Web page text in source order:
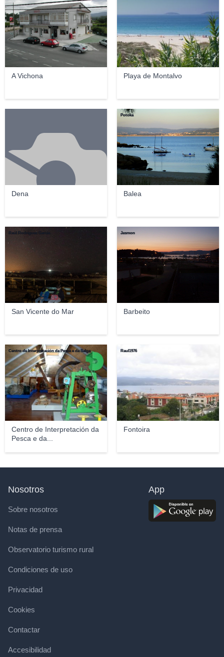
A Vichona Playa de Montalvo
Dena Balea
Potoka
San Vicente do Mar
Raúl Rodríguez Garcia
Barbeito
Jasmon
Centro de Interpretación da
Pesca e da...
Centro de Interpretación da Pesca e da Salga
Fontoira
Raul1976
Nosotros
Sobre nosotros
Notas de prensa
Observatorio turismo rural
Condiciones de uso
Privacidad
Cookies
Contactar
Accesibilidad
App